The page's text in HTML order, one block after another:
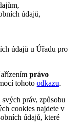
údajů,
údajů u Úřadu pro
právo
tohoto odkazu.
práv, způsobu
cookies najdete v
údajů, které